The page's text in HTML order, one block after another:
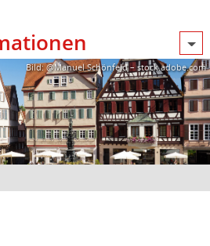
Bild: @Manuel Schönfeld – stock.adobe.com